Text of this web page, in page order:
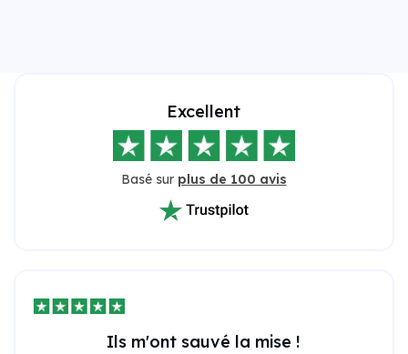
Excellent
Basé sur plus de 100 avis
Ils m'ont sauvé la mise !